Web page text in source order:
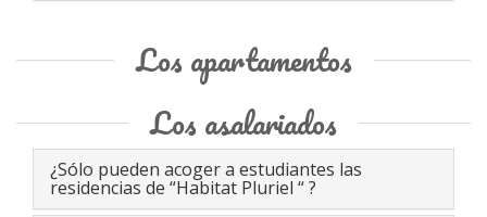
Los apartamentos
Los asalariados
¿Sólo pueden acoger a estudiantes las
residencias de “Habitat Pluriel “ ?